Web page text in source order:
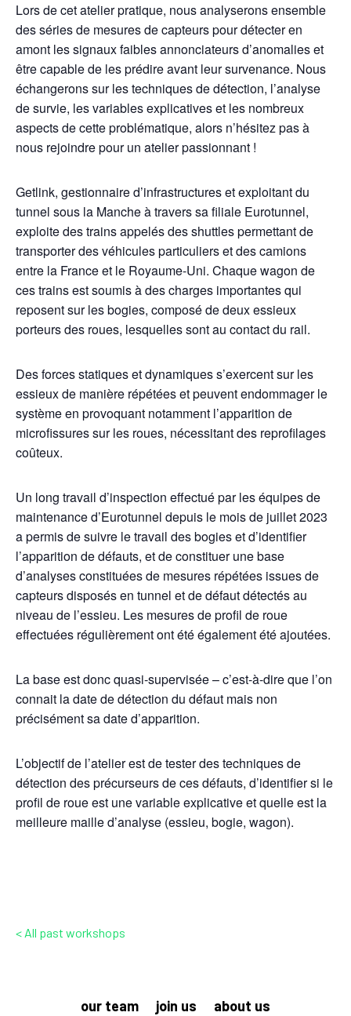
Lors de cet atelier pratique, nous analyserons ensemble
des séries de mesures de capteurs pour détecter en
amont les signaux faibles annonciateurs d’anomalies et
être capable de les prédire avant leur survenance. Nous
échangerons sur les techniques de détection, l’analyse
de survie, les variables explicatives et les nombreux
aspects de cette problématique, alors n’hésitez pas à
nous rejoindre pour un atelier passionnant !
Getlink, gestionnaire d’infrastructures et exploitant du
tunnel sous la Manche à travers sa filiale Eurotunnel,
exploite des trains appelés des shuttles permettant de
transporter des véhicules particuliers et des camions
entre la France et le Royaume-Uni. Chaque wagon de
ces trains est soumis à des charges importantes qui
reposent sur les bogies, composé de deux essieux
porteurs des roues, lesquelles sont au contact du rail.
Des forces statiques et dynamiques s’exercent sur les
essieux de manière répétées et peuvent endommager le
système en provoquant notamment l’apparition de
microfissures sur les roues, nécessitant des reprofilages
coûteux.
Un long travail d’inspection effectué par les équipes de
maintenance d’Eurotunnel depuis le mois de juillet 2023
a permis de suivre le travail des bogies et d’identifier
l’apparition de défauts, et de constituer une base
d’analyses constituées de mesures répétées issues de
capteurs disposés en tunnel et de défaut détectés au
niveau de l’essieu. Les mesures de profil de roue
effectuées régulièrement ont été également été ajoutées.
La base est donc quasi-supervisée – c’est-à-dire que l’on
connait la date de détection du défaut mais non
précisément sa date d’apparition.
L’objectif de l’atelier est de tester des techniques de
détection des précurseurs de ces défauts, d’identifier si le
profil de roue est une variable explicative et quelle est la
meilleure maille d’analyse (essieu, bogie, wagon).
< All past workshops
our team join us about us